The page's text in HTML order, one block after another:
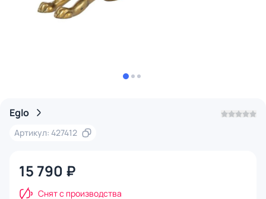
Eglo
Артикул: 427412
15 790 ₽
Снят с производства